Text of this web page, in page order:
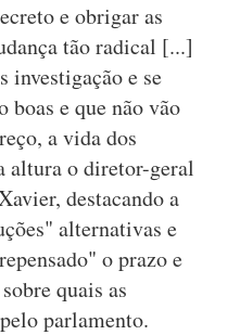
e obrigar as
tão radical [...]
investigação e se
boas e que não vão
a vida dos
altura o diretor-geral
destacando a
alternativas e
o prazo e
quais as
parlamento.